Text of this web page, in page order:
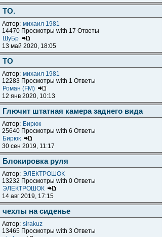
ТО.
Автор: михаил 1981
14470 Просмотры with 17 Ответы
ШуБр
13 май 2020, 18:05
ТО
Автор: михаил 1981
12283 Просмотры with 1 Ответы
Роман (FM)
12 янв 2020, 10:13
Глючит штатная камера заднего вида
Автор: Бирюк
25640 Просмотры with 6 Ответы
Бирюк
30 сен 2019, 11:17
Блокировка руля
Автор: ЭЛЕКТРОШОК
13232 Просмотры with 0 Ответы
ЭЛЕКТРОШОК
14 авг 2019, 17:15
чехлы на сиденье
Автор: sirakuz
13465 Просмотры with 3 Ответы